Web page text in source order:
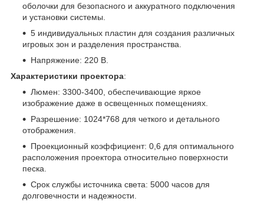
оболочки для безопасного и аккуратного подключения
и установки системы.
5 индивидуальных пластин для создания различных
игровых зон и разделения пространства.
Напряжение: 220 В.
Характеристики проектора:
Люмен: 3300-3400, обеспечивающие яркое
изображение даже в освещенных помещениях.
Разрешение: 1024*768 для четкого и детального
отображения.
Проекционный коэффициент: 0,6 для оптимального
расположения проектора относительно поверхности
песка.
Срок службы источника света: 5000 часов для
долговечности и надежности.